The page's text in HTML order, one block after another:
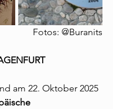
Fotos: @Buranits
am 22. Oktober 2025